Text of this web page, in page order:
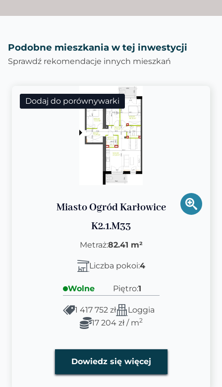
Podobne mieszkania w tej inwestycji
Sprawdź rekomendacje innych mieszkań
Dodaj do porównywarki
Miasto Ogród Karłowice
K2.1.M33
Metraż:82.41 m²
Liczba pokoi:4
Wolne Piętro:1
1 417 752 zł
Loggia
17 204 zł / m2
Dowiedz się więcej